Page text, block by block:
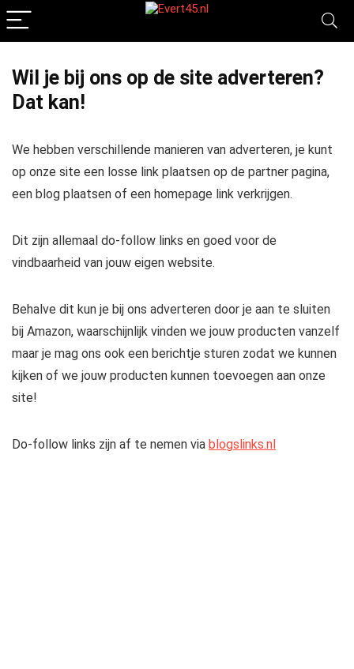
Wil je bij ons op de site adverteren?
Dat kan!
We hebben verschillende manieren van adverteren, je kunt
op onze site een losse link plaatsen op de partner pagina,
een blog plaatsen of een homepage link verkrijgen.
Dit zijn allemaal do-follow links en goed voor de
vindbaarheid van jouw eigen website.
Behalve dit kun je bij ons adverteren door je aan te sluiten
bij Amazon, waarschijnlijk vinden we jouw producten vanzelf
maar je mag ons ook een berichtje sturen zodat we kunnen
kijken of we jouw producten kunnen toevoegen aan onze
site!
Do-follow links zijn af te nemen via blogslinks.nl